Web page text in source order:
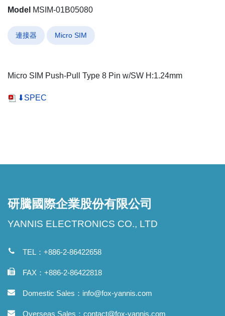
Model MSIM-01B05080
連接器 Micro SIM
Micro SIM Push-Pull Type 8 Pin w/SW H:1.24mm
⬇SPEC
研騰國際企業股份有限公司
YANNIS ELECTRONICS CO., LTD
TEL：+886-2-86422658
FAX：+886-2-86422818
Domestic Sales： info@fox-yannis.com
Overseas Sales： contact@fox-yannis.com